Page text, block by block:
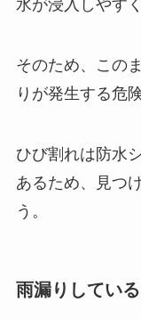
水が浸入しやす
そのため、この
りが発生する危
ひび割れは防水
あるため、見つ
う。
雨漏りしている